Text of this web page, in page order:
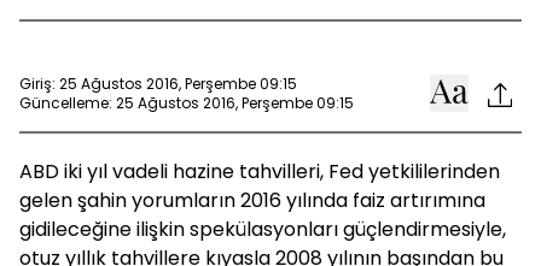
Giriş: 25 Ağustos 2016, Perşembe 09:15
Güncelleme: 25 Ağustos 2016, Perşembe 09:15
ABD iki yıl vadeli hazine tahvilleri, Fed yetkililerinden
gelen şahin yorumların 2016 yılında faiz artırımına
gidileceğine ilişkin spekülasyonları güçlendirmesiyle,
otuz yıllık tahvillere kıyasla 2008 yılının başından bu